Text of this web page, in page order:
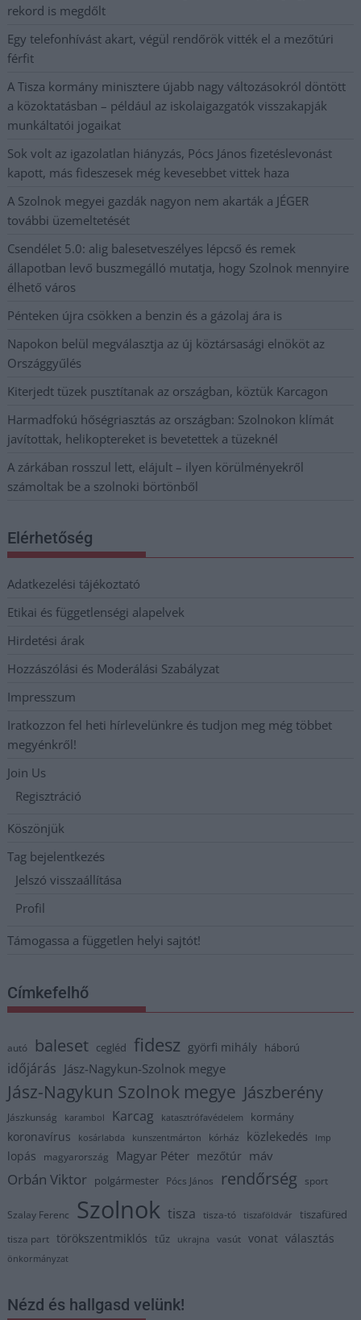
rekord is megdőlt
Egy telefonhívást akart, végül rendőrök vitték el a mezőtúri
férfit
A Tisza kormány minisztere újabb nagy változásokról döntött
a közoktatásban – például az iskolaigazgatók visszakapják
munkáltatói jogaikat
Sok volt az igazolatlan hiányzás, Pócs János fizetéslevonást
kapott, más fideszesek még kevesebbet vittek haza
A Szolnok megyei gazdák nagyon nem akarták a JÉGER
további üzemeltetését
Csendélet 5.0: alig balesetveszélyes lépcső és remek
állapotban levő buszmegálló mutatja, hogy Szolnok mennyire
élhető város
Pénteken újra csökken a benzin és a gázolaj ára is
Napokon belül megválasztja az új köztársasági elnököt az
Országgyűlés
Kiterjedt tüzek pusztítanak az országban, köztük Karcagon
Harmadfokú hőségriasztás az országban: Szolnokon klímát
javítottak, helikoptereket is bevetettek a tüzeknél
A zárkában rosszul lett, elájult – ilyen körülményekről
számoltak be a szolnoki börtönből
Elérhetőség
Adatkezelési tájékoztató
Etikai és függetlenségi alapelvek
Hirdetési árak
Hozzászólási és Moderálási Szabályzat
Impresszum
Iratkozzon fel heti hírlevelünkre és tudjon meg még többet
megyénkről!
Join Us
Regisztráció
Köszönjük
Tag bejelentkezés
Jelszó visszaállítása
Profil
Támogassa a független helyi sajtót!
Címkefelhő
autó baleset cegléd fidesz györfi mihály háború
időjárás Jász-Nagykun-Szolnok megye
Jász-Nagykun Szolnok megye Jászberény
Jászkunság karambol Karcag katasztrófavédelem kormány
koronavírus kosárlabda kunszentmárton kórház közlekedés lmp
lopás magyarország Magyar Péter mezőtúr máv
Orbán Viktor polgármester Pócs János rendőrség sport
Szalay Ferenc Szolnok tisza tisza-tó tiszaföldvár tiszafüred
tisza part törökszentmiklós tűz ukrajna vasút vonat választás
önkormányzat
Nézd és hallgasd velünk!